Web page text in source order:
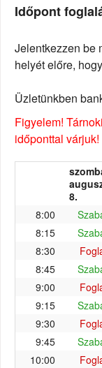
Időpont
Jelentkezzen be
helyét előre,
Üzletünkben
Figyelem! Tárnoki
időponttal várjuk!
8.
8:00
8:15
8:30
8:45
9:00
9:15
9:30
9:45
10:00